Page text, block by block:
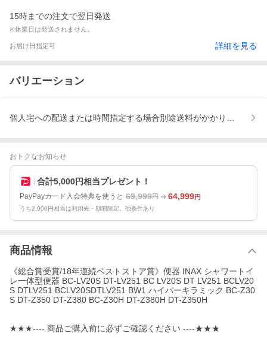
15時までの注文で翌日発送
※休業日は発送されません。
お届け日指定可 詳細を見る
バリエーション
個人宅への配送または時間指定する場合別途送料がかかります
おトクなお知らせ
合計5,000円相当プレゼント！
PayPayカード入会特典を使うと 69,999円 64,999円
うち2,000円相当は利用先・期間限定。他条件あり
商品情報
《総合賞受賞/18年連続ベストストア賞》便器 INAX シャワートイ
レ一体型便器 BC-LV20S DT-LV251 BC LV20S DT LV251 BCLV20
S DTLV251 BCLV20SDTLV251 BW1 ハイパーキラミック BC-Z30
S DT-Z350 DT-Z380 BC-Z30H DT-Z380H DT-Z350H
★★★---- 商品ご購入前に必ずご確認ください ----★★★